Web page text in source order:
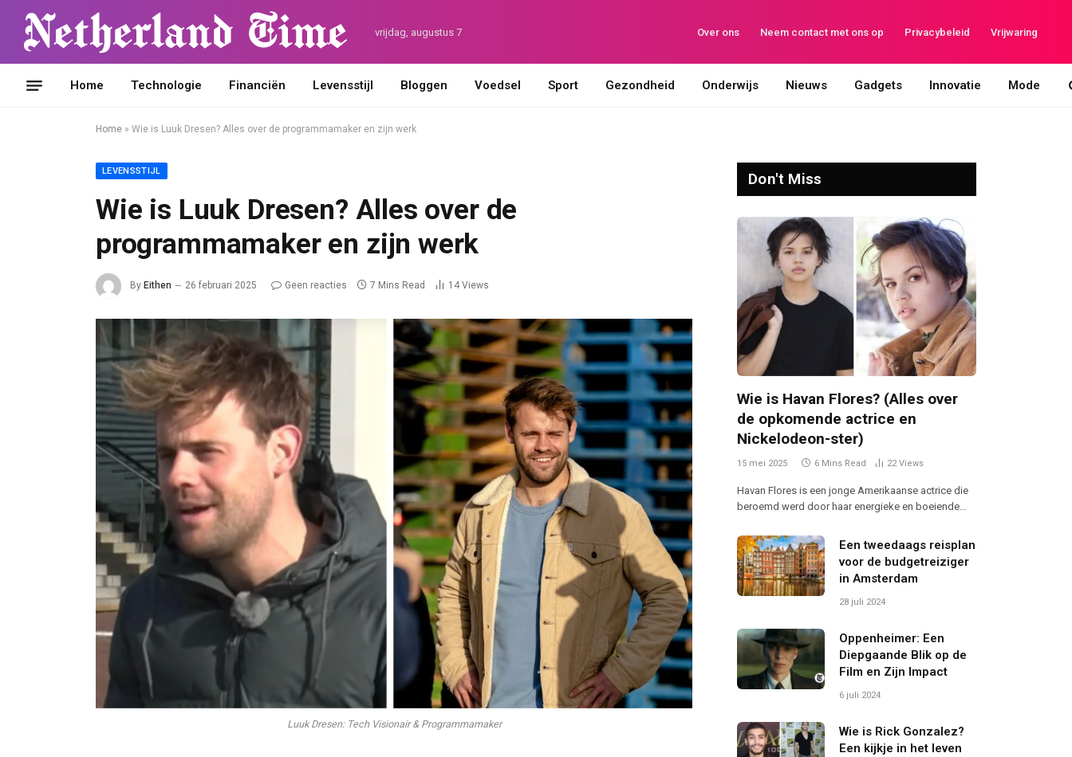
vrijdag, augustus 7 Over ons Neem contact met ons op Privacybeleid Vrijwaring
Home Technologie Financiën Levensstijl Bloggen Voedsel Sport Gezondheid Onderwijs Nieuws Gadgets Innovatie Mode
Home » Wie is Luuk Dresen? Alles over de programmamaker en zijn werk
LEVENSSTIJL
Wie is Luuk Dresen? Alles over de
programmamaker en zijn werk
By Eithen 26 februari 2025 Geen reacties 7 Mins Read 14 Views
Luuk Dresen: Tech Visionair & Programmamaker
Don't Miss
Wie is Havan Flores? (Alles over
de opkomende actrice en
Nickelodeon-ster)
15 mei 2025 6 Mins Read 22Views
Havan Flores is een jonge Amerikaanse actrice die
beroemd werd door haar energieke en boeiende…
Een tweedaags reisplan
voor de budgetreiziger
in Amsterdam
28 juli 2024
Oppenheimer: Een
Diepgaande Blik op de
Film en Zijn Impact
6 juli 2024
Wie is Rick Gonzalez?
Een kijkje in het leven